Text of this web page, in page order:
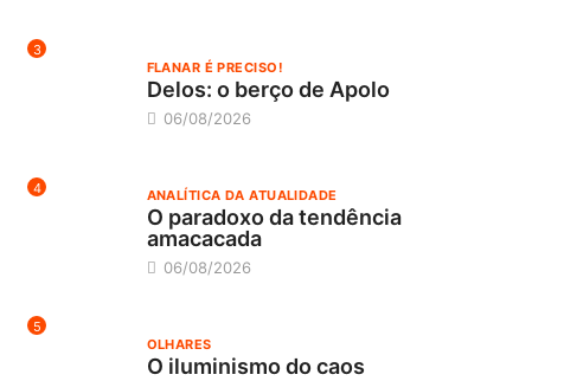
3
FLANAR É PRECISO!
Delos: o berço de Apolo
06/08/2026
4 ANALÍTICA DA ATUALIDADE
O paradoxo da tendência
amacacada
06/08/2026
5
OLHARES
O iluminismo do caos